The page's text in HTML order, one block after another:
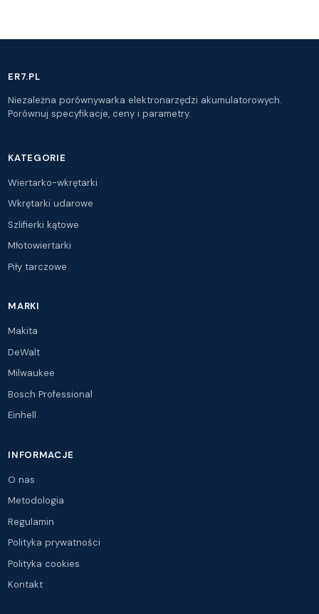
ER7.PL
Niezależna porównywarka elektronarzędzi akumulatorowych.
Porównuj specyfikacje, ceny i parametry.
KATEGORIE
Wiertarko-wkrętarki
Wkrętarki udarowe
Szlifierki kątowe
Młotowiertarki
Piły tarczowe
MARKI
Makita
DeWalt
Milwaukee
Bosch Professional
Einhell
INFORMACJE
O nas
Metodologia
Regulamin
Polityka prywatności
Polityka cookies
Kontakt